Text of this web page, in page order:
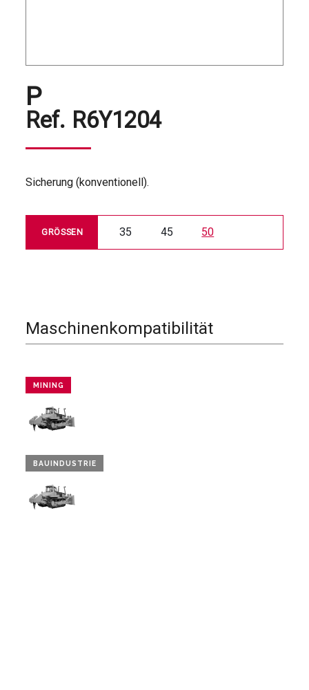
P
Ref. R6Y1204
Sicherung (konventionell).
GRÖSSEN 35 45 50
Maschinenkompatibilität
MINING
BAUINDUSTRIE